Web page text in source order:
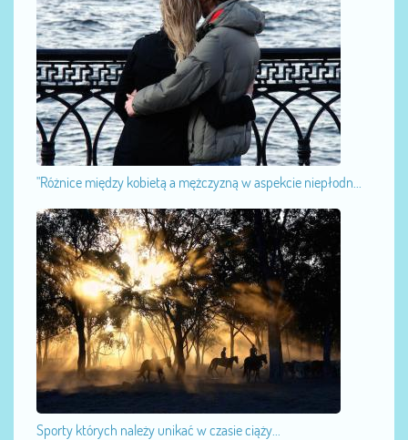
"Różnice między kobietą a mężczyzną w aspekcie niepłodn...
Sporty których należy unikać w czasie ciąży...